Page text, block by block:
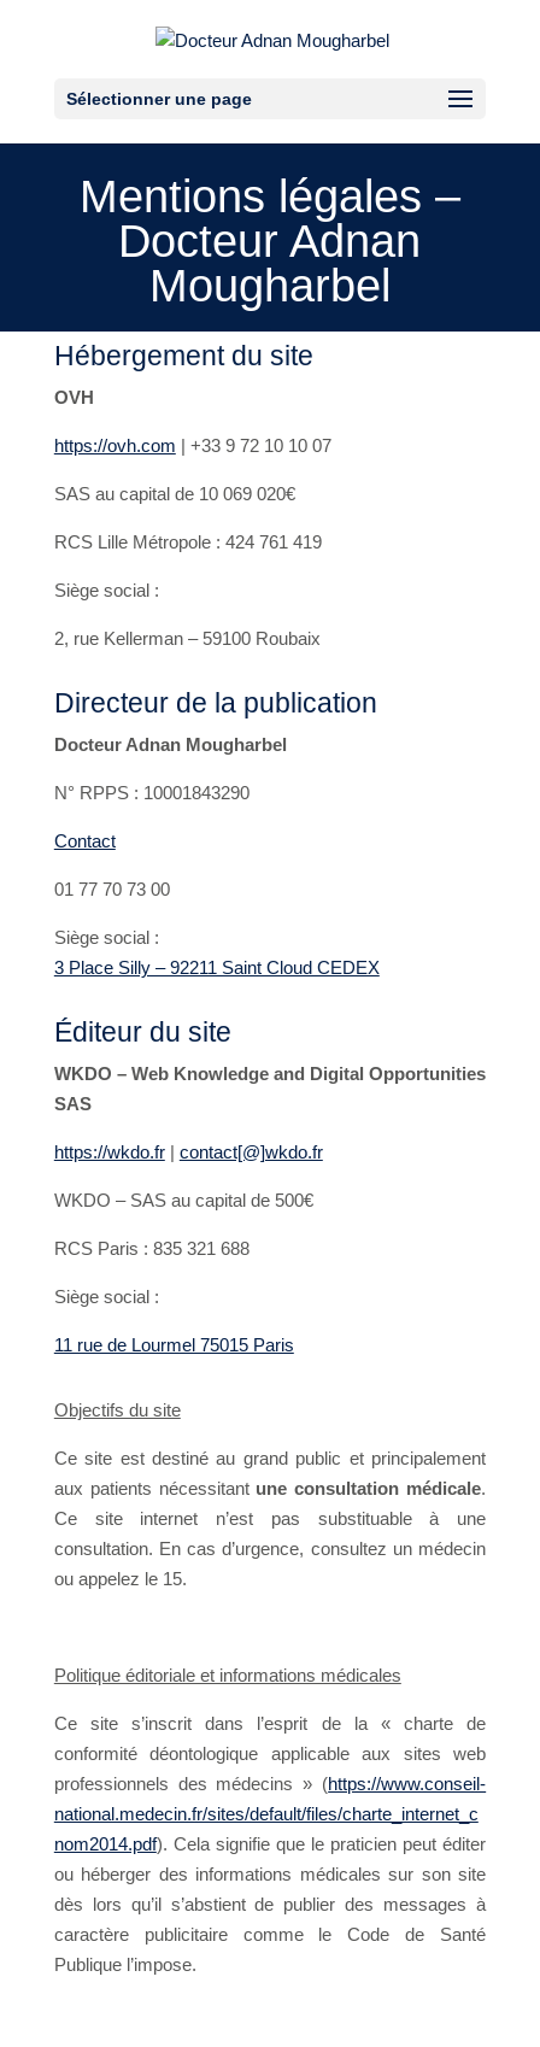
Sélectionner une page
Mentions légales –
Docteur Adnan
Mougharbel
Hébergement du site
OVH
https://ovh.com | +33 9 72 10 10 07
SAS au capital de 10 069 020€
RCS Lille Métropole : 424 761 419
Siège social :
2, rue Kellerman – 59100 Roubaix
Directeur de la publication
Docteur Adnan Mougharbel
N° RPPS : 10001843290
Contact
01 77 70 73 00
Siège social :
3 Place Silly – 92211 Saint Cloud CEDEX
Éditeur du site
WKDO – Web Knowledge and Digital Opportunities
SAS
https://wkdo.fr| contact[@]wkdo.fr
WKDO – SAS au capital de 500€
RCS Paris : 835 321 688
Siège social :
11 rue de Lourmel 75015 Paris
Objectifs du site
Ce site est destiné au grand public et principalement
aux patients nécessitant une consultation médicale.
Ce site internet n’est pas substituable à une
consultation. En cas d’urgence, consultez un médecin
ou appelez le 15.
Politique éditoriale et informations médicales
Ce site s’inscrit dans l’esprit de la « charte de
conformité déontologique applicable aux sites web
professionnels des médecins » (https://www.conseil-
national.medecin.fr/sites/default/files/charte_internet_c
nom2014.pdf). Cela signifie que le praticien peut éditer
ou héberger des informations médicales sur son site
dès lors qu’il s’abstient de publier des messages à
caractère publicitaire comme le Code de Santé
Publique l’impose.